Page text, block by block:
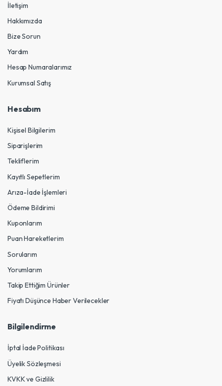
İletişim
Hakkımızda
Bize Sorun
Yardım
Hesap Numaralarımız
Kurumsal Satış
Hesabım
Kişisel Bilgilerim
Siparişlerim
Tekliflerim
Kayıtlı Sepetlerim
Arıza-İade İşlemleri
Ödeme Bildirimi
Kuponlarım
Puan Hareketlerim
Sorularım
Yorumlarım
Takip Ettiğim Ürünler
Fiyatı Düşünce Haber Verilecekler
Bilgilendirme
İptal İade Politikası
Üyelik Sözleşmesi
KVKK ve Gizlilik